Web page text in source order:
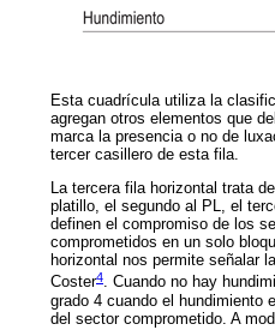
Esta cuadrícula utiliza la
agregan otros elementos que
marca la presencia o no de
tercer casillero de esta fila.
La tercera fila horizontal trata
platillo, el segundo al PL, el
definen el compromiso de los
comprometidos en un solo
horizontal nos permite señalar
Coster4. Cuando no hay
grado 4 cuando el hundimiento
del sector comprometido. A